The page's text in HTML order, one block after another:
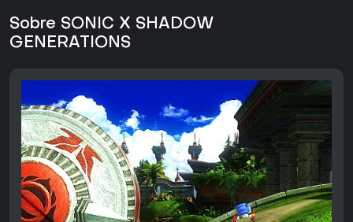
Sobre SONIC X SHADOW
GENERATIONS